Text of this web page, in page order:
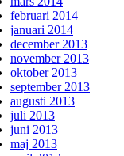
februari 2014
januari 2014
december 2013
november 2013
oktober 2013
september 2013
augusti 2013
juli 2013
juni 2013
maj 2013